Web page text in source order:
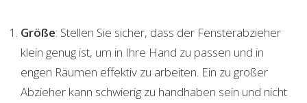
Größe: Stellen Sie sicher, dass der Fensterabzieher
klein genug ist, um in Ihre Hand zu passen und in
engen Räumen effektiv zu arbeiten. Ein zu großer
Abzieher kann schwierig zu handhaben sein und nicht